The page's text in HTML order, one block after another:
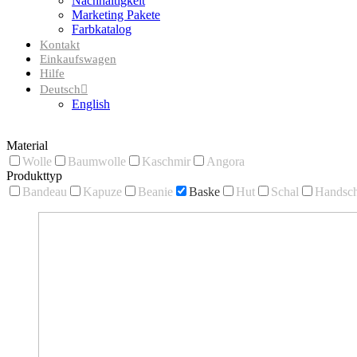
Marketing Pakete
Farbkatalog
Kontakt
Einkaufswagen
Hilfe
Deutsch
English
Material
Wolle
Baumwolle Kaschmir
Angora
Produkttyp
Bandeau
Kapuze Beanie Baske Hut Schal